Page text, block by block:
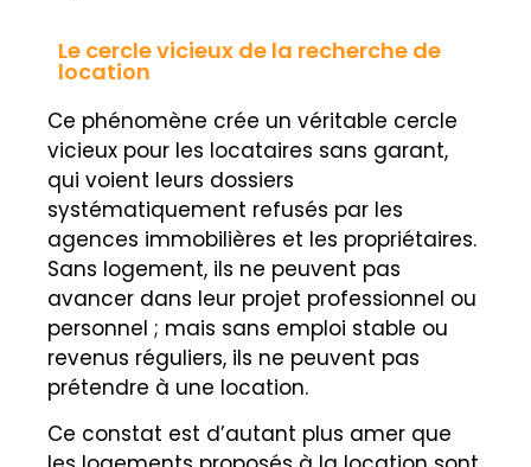
Le cercle vicieux de la recherche de
location
Ce phénomène crée un véritable cercle
vicieux pour les locataires sans garant,
qui voient leurs dossiers
systématiquement refusés par les
agences immobilières et les propriétaires.
Sans logement, ils ne peuvent pas
avancer dans leur projet professionnel ou
personnel ; mais sans emploi stable ou
revenus réguliers, ils ne peuvent pas
prétendre à une location.
Ce constat est d’autant plus amer que